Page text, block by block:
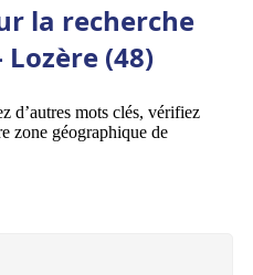
la recherche
(48)
d’autres mots clés, vérifiez
zone géographique de